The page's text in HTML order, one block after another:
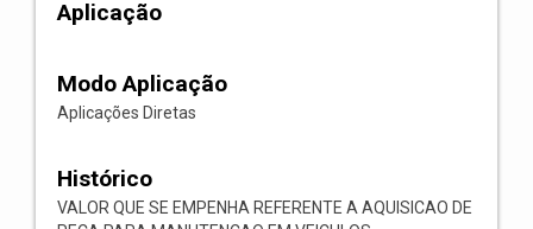
Aplicação
Modo Aplicação
Aplicações Diretas
Histórico
VALOR QUE SE EMPENHA REFERENTE A AQUISICAO DE